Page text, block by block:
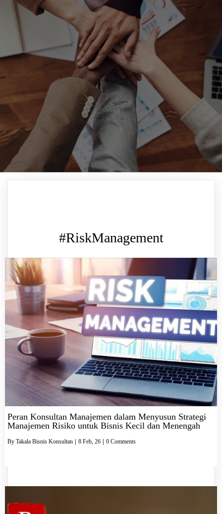
#RiskManagement
Peran Konsultan Manajemen dalam Menyusun Strategi
Manajemen Risiko untuk Bisnis Kecil dan Menengah
By Takala Bisnis Konsultan 8 Feb, 26 0 Comments